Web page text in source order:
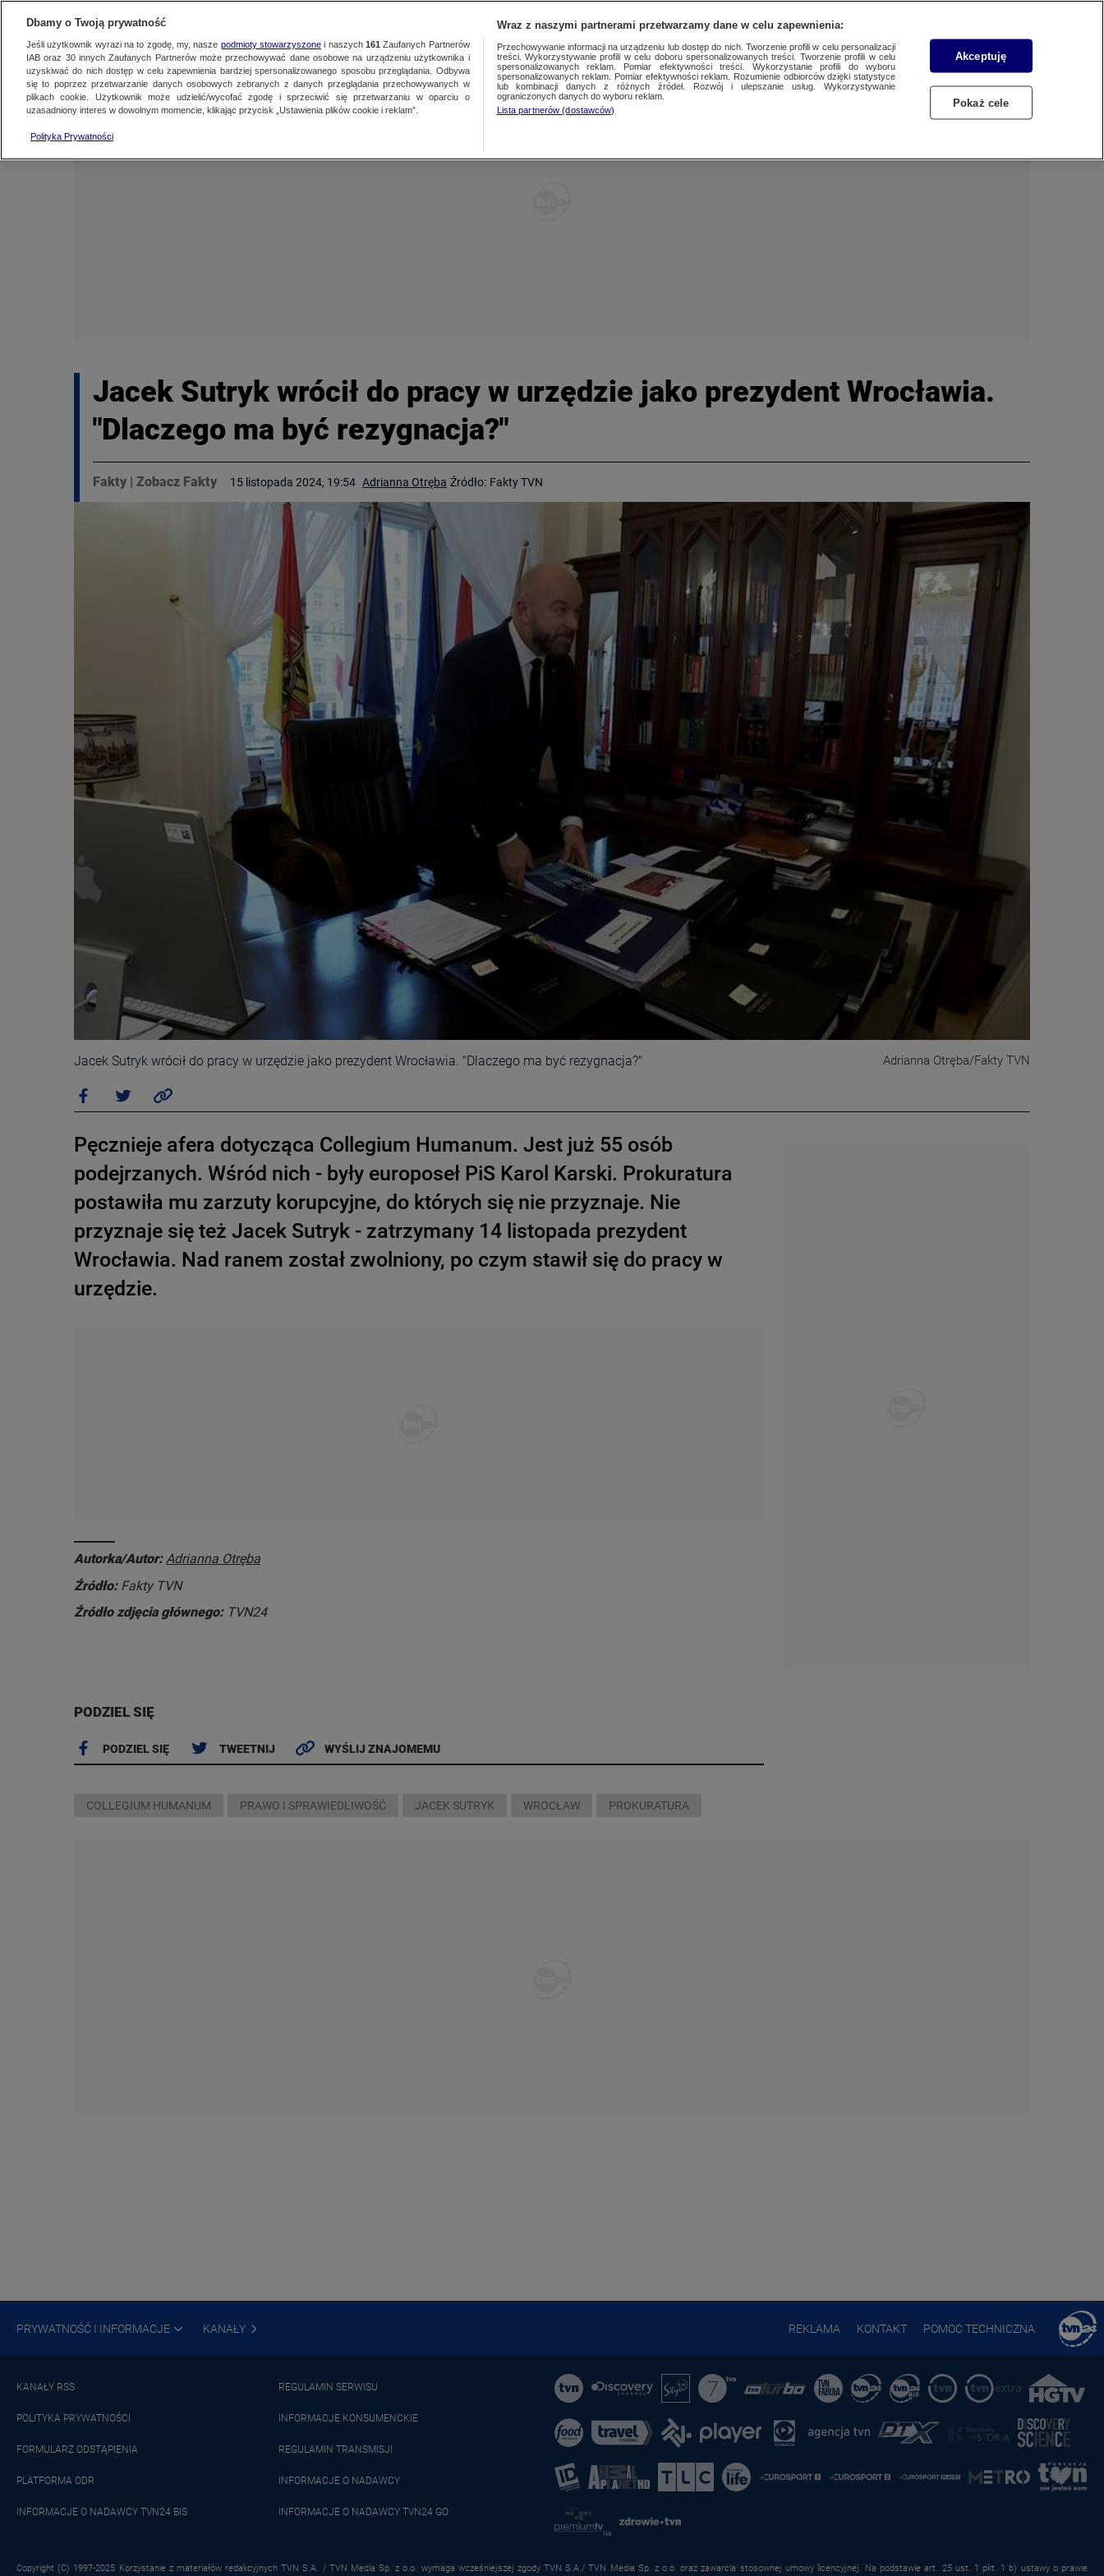
FAKTY PO FAKTACH FAKTY O ŚWIECIE
Dzień dobry!
ZALOGUJ SIĘ
Jacek Sutryk wrócił do pracy w urzędzie jako prezydent Wrocławia.
"Dlaczego ma być rezygnacja?"
Fakty | Zobacz Fakty 15 listopada 2024, 19:54 Adrianna Otręba Źródło: Fakty TVN
Jacek Sutryk wrócił do pracy w urzędzie jako prezydent Wrocławia. "Dlaczego ma być rezygnacja?" Adrianna Otręba/Fakty TVN
Pęcznieje afera dotycząca Collegium Humanum. Jest już 55 osób
podejrzanych. Wśród nich - były europoseł PiS Karol Karski. Prokuratura
postawiła mu zarzuty korupcyjne, do których się nie przyznaje. Nie
przyznaje się też Jacek Sutryk - zatrzymany 14 listopada prezydent
Wrocławia. Nad ranem został zwolniony, po czym stawił się do pracy w
urzędzie.
Autorka/Autor: Adrianna Otręba
Źródło: Fakty TVN
Źródło zdjęcia głównego: TVN24
PODZIEL SIĘ
PODZIEL SIĘ TWEETNIJ WYŚLIJ ZNAJOMEMU
COLLEGIUM HUMANUM PRAWO I SPRAWIEDLIWOŚĆ JACEK SUTRYK WROCŁAW PROKURATURA
PRYWATNOŚĆ I INFORMACJE KANAŁY REKLAMA KONTAKT POMOC TECHNICZNA
KANAŁY RSS REGULAMIN SERWISU
POLITYKA PRYWATNOŚCI INFORMACJE KONSUMENCKIE
FORMULARZ ODSTĄPIENIA REGULAMIN TRANSMISJI
PLATFORMA ODR INFORMACJE O NADAWCY
INFORMACJE O NADAWCY TVN24 BIS INFORMACJE O NADAWCY TVN24 GO
Copyright (C) 1997-2025 Korzystanie z materiałów redakcyjnych TVN S.A. / TVN Media Sp. z o.o. wymaga wcześniejszej zgody TVN S.A./ TVN Media Sp. z o.o. oraz zawarcia stosownej umowy licencyjnej. Na podstawie art. 25 ust. 1 pkt. 1 b) ustawy o prawie
Dbamy o Twoją prywatność
Jeśli użytkownik wyrazi na to zgodę, my, nasze podmioty stowarzyszonei naszych 161 Zaufanych Partnerów
IAB oraz 30innych Zaufanych Partnerów może przechowywać dane osobowe na urządzeniu użytkownika i
uzyskiwać do nich dostęp w celu zapewnienia bardziej spersonalizowanego sposobu przeglądania. Odbywa
się to poprzez przetwarzanie danych osobowych zebranych z danych przeglądania przechowywanych w
plikach cookie. Użytkownik może udzielić/wycofać zgodę i sprzeciwić się przetwarzaniu w oparciu o
uzasadniony interes w dowolnym momencie, klikając przycisk „Ustawienia plików cookie i reklam”.
Polityka Prywatności
Wraz z naszymi partnerami przetwarzamy dane w celu zapewnienia:
Przechowywanie informacji na urządzeniu lub dostęp do nich. Tworzenie profili w celu personalizacji
treści. Wykorzystywanie profili w celu doboru spersonalizowanych treści. Tworzenie profili w celu
spersonalizowanych reklam. Pomiar efektywności treści. Wykorzystanie profili do wyboru
spersonalizowanych reklam. Pomiar efektywności reklam. Rozumienie odbiorców dzięki statystyce
lub kombinacji danych z różnych źródeł. Rozwój i ulepszanie usług. Wykorzystywanie
ograniczonych danych do wyboru reklam.
Lista partnerów (dostawców)
Akceptuję
Pokaż cele